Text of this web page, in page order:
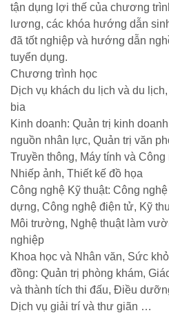
tận dụng lợi thế của chương
lương, các khóa hướng dẫn
đã tốt nghiệp và hướng dẫn
tuyển dụng.
Chương trình học
Dịch vụ khách du lịch và du
bia
Kinh doanh: Quản trị kinh
nguồn nhân lực, Quản trị văn
Truyền thông, Máy tính và
Nhiếp ảnh, Thiết kế đồ họa
Công nghệ Kỹ thuật: Công nghệ
dựng, Công nghệ điện tử, Kỹ
Môi trường, Nghệ thuật làm
nghiệp
Khoa học và Nhân văn, Sức
đồng: Quản trị phòng khám,
và thành tích thi đấu, Điều
Dịch vụ giải trí và thư giãn …